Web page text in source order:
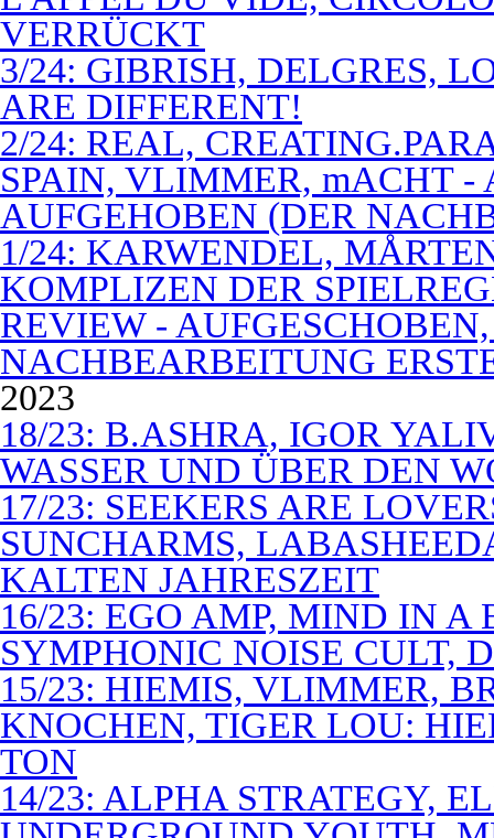
VERRÜCKT
3/24: GIBRISH, DELGRES,
ARE DIFFERENT!
2/24: REAL,
SPAIN, VLIMMER, mACHT -
AUFGEHOBEN (DER
1/24: KARWENDEL,
KOMPLIZEN DER
REVIEW -
NACHBEARBEITUNG
2023
18/23: B.ASHRA, IGOR
WASSER UND ÜBER DEN
17/23: SEEKERS ARE
SUNCHARMS,
KALTEN JAHRESZEIT
16/23: EGO AMP, MIND IN
SYMPHONIC NOISE CULT,
15/23: HIEMIS, VLIMMER,
KNOCHEN, TIGER LOU:
TON
14/23: ALPHA STRATEGY,